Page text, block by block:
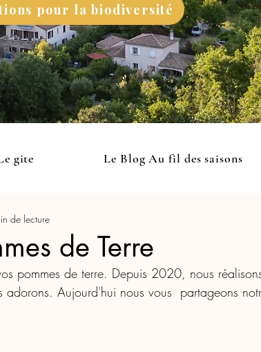
pour la biodiversité
gite Le Blog Au fil des saisons
de Terre
de lecture
pommes de terre. Depuis 2020, nous
Aujourd'hui nous vous  partageons